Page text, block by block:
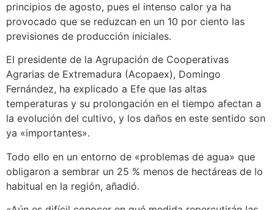
principios de agosto, pues el intenso calor ya ha
provocado que se reduzcan en un 10 por ciento las
previsiones de producción iniciales.
El presidente de la Agrupación de Cooperativas
Agrarias de Extremadura (Acopaex), Domingo
Fernández, ha explicado a Efe que las altas
temperaturas y su prolongación en el tiempo afectan a
la evolución del cultivo, y los daños en este sentido son
ya «importantes».
Todo ello en un entorno de «problemas de agua» que
obligaron a sembrar un 25 % menos de hectáreas de lo
habitual en la región, añadió.